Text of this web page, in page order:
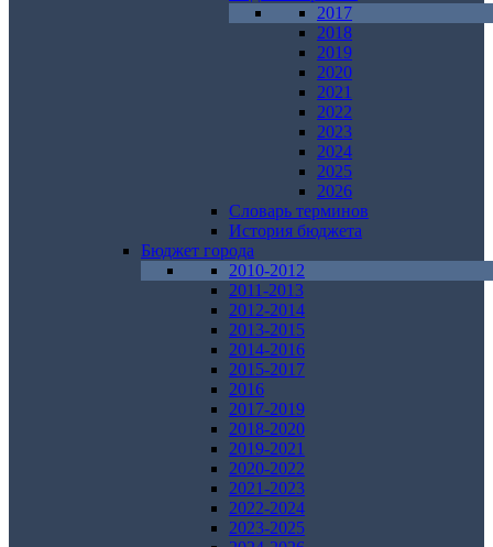
2017
2018
2019
2020
2021
2022
2023
2024
2025
2026
Словарь терминов
История бюджета
Бюджет города
2010-2012
2011-2013
2012-2014
2013-2015
2014-2016
2015-2017
2016
2017-2019
2018-2020
2019-2021
2020-2022
2021-2023
2022-2024
2023-2025